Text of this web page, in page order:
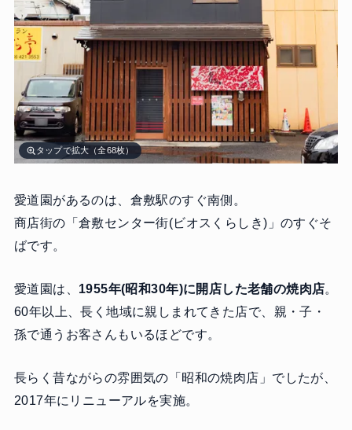
タップで拡大（全68枚）
愛道園があるのは、倉敷駅のすぐ南側。
商店街の「倉敷センター街(ビオスくらしき)」のすぐそ
ばです。
愛道園は、 1955年(昭和30年)に開店した老舗の焼肉店。
60年以上、長く地域に親しまれてきた店で、親・子・
孫で通うお客さんもいるほどです。
長らく昔ながらの雰囲気の「昭和の焼肉店」でしたが、
2017年にリニューアルを実施。